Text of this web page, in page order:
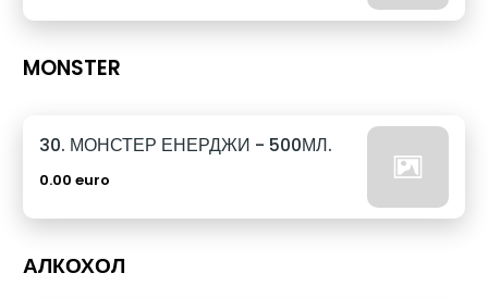
MONSTER
30. МОНСТЕР ЕНЕРДЖИ - 500МЛ.
0.00 euro
АЛКОХОЛ